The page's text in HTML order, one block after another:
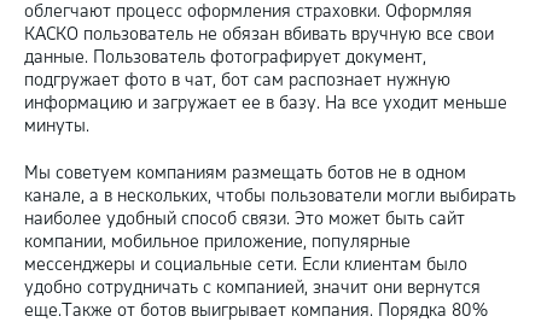
облегчают процесс оформления страховки. Оформляя
КАСКО пользователь не обязан вбивать вручную все свои
данные. Пользователь фотографирует документ,
подгружает фото в чат, бот сам распознает нужную
информацию и загружает ее в базу. На все уходит меньше
минуты.
Мы советуем компаниям размещать ботов не в одном
канале, а в нескольких, чтобы пользователи могли выбирать
наиболее удобный способ связи. Это может быть сайт
компании, мобильное приложение, популярные
мессенджеры и социальные сети. Если клиентам было
удобно сотрудничать с компанией, значит они вернутся
еще.Также от ботов выигрывает компания. Порядка 80%